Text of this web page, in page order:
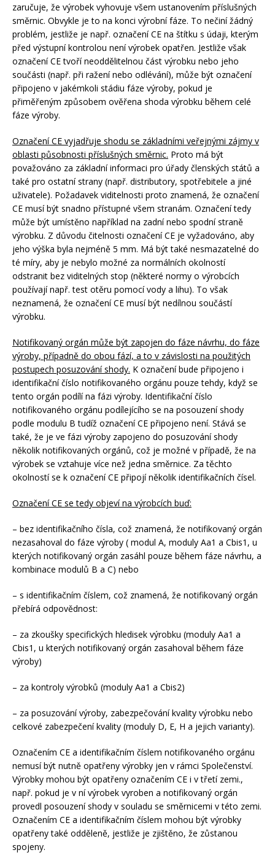
zaručuje, že výrobek vyhovuje všem ustanovením příslušných
směrnic. Obvykle je to na konci výrobní fáze. To nečiní žádný
problém, jestliže je např. označení CE na štítku s údaji, kterým
před výstupní kontrolou není výrobek opatřen. Jestliže však
označení CE tvoří neoddělitelnou část výrobku nebo jeho
součásti (např. při ražení nebo odlévání), může být označení
připojeno v jakémkoli stádiu fáze výroby, pokud je
přiměřeným způsobem ověřena shoda výrobku během celé
fáze výroby.
Označení CE vyjadřuje shodu se základními veřejnými zájmy v
oblasti působnosti příslušných směrnic. Proto má být
považováno za základní informaci pro úřady členských států a
také pro ostatní strany (např. distributory, spotřebitele a jiné
uživatele). Požadavek viditelnosti proto znamená, že označení
CE musí být snadno přístupné všem stranám. Označení tedy
může být umístěno například na zadní nebo spodní straně
výrobku. Z důvodu čitelnosti označení CE je vyžadováno, aby
jeho výška byla nejméně 5 mm. Má být také nesmazatelné do
té míry, aby je nebylo možné za normálních okolností
odstranit bez viditelných stop (některé normy o výrobcích
používají např. test otěru pomocí vody a lihu). To však
neznamená, že označení CE musí být nedílnou součástí
výrobku.
Notifikovaný orgán může být zapojen do fáze návrhu, do fáze
výroby, případně do obou fází, a to v závislosti na použitých
postupech posuzování shody. K označení bude připojeno i
identifikační číslo notifikovaného orgánu pouze tehdy, když se
tento orgán podílí na fázi výroby. Identifikační číslo
notifikovaného orgánu podílejícího se na posouzení shody
podle modulu B tudíž označení CE připojeno není. Stává se
také, že je ve fázi výroby zapojeno do posuzování shody
několik notifikovaných orgánů, což je možné v případě, že na
výrobek se vztahuje více než jedna směrnice. Za těchto
okolností se k označení CE připojí několik identifikačních čísel.
Označení CE se tedy objeví na výrobcích buď:
– bez identifikačního čísla, což znamená, že notifikovaný orgán
nezasahoval do fáze výroby ( modul A, moduly Aa1 a Cbis1, u
kterých notifikovaný orgán zasáhl pouze během fáze návrhu, a
kombinace modulů B a C) nebo
– s identifikačním číslem, což znamená, že notifikovaný orgán
přebírá odpovědnost:
– za zkoušky specifických hledisek výrobku (moduly Aa1 a
Cbis1, u kterých notifikovaný orgán zasahoval během fáze
výroby)
– za kontroly výrobků (moduly Aa1 a Cbis2)
– za posuzování výroby, zabezpečování kvality výrobku nebo
celkové zabezpečení kvality (moduly D, E, H a jejich varianty).
Označením CE a identifikačním číslem notifikovaného orgánu
nemusí být nutně opatřeny výrobky jen v rámci Společenství.
Výrobky mohou být opatřeny označením CE i v třetí zemi.,
např. pokud je v ní výrobek vyroben a notifikovaný orgán
provedl posouzení shody v souladu se směrnicemi v této zemi.
Označením CE a identifikačním číslem mohou být výrobky
opatřeny také odděleně, jestliže je zjištěno, že zůstanou
spojeny.